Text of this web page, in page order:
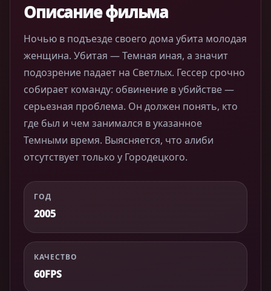
Описание фильма
Ночью в подъезде своего дома убита молодая
женщина. Убитая — Темная иная, а значит
подозрение падает на Светлых. Гессер срочно
собирает команду: обвинение в убийстве —
серьезная проблема. Он должен понять, кто
где был и чем занимался в указанное
Темными время. Выясняется, что алиби
отсутствует только у Городецкого.
ГОД
2005
КАЧЕСТВО
60FPS